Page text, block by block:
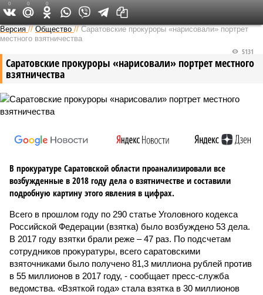
Версия в Саратове
Версия //Общество //Саратовские прокуроры «нарисовали» портрет
местного взятничества
Саратовские прокуроры «нарисовали» портрет местного
взятничества
5131
В прокуратуре Саратовской области проанализировали все
возбужденные в 2018 году дела о взятничестве и составили
подробную картину этого явления в цифрах.
Всего в прошлом году по 290 статье Уголовного кодекса
Российской Федерации (взятка) было возбуждено 53 дела.
В 2017 году взятки брали реже – 47 раз. По подсчетам
сотрудников прокуратуры, всего саратовскими
взяточниками было получено 81,3 миллиона рублей против
в 55 миллионов в 2017 году, - сообщает пресс-служба
ведомства. «Взяткой года» стала взятка в 30 миллионов
0 0 0